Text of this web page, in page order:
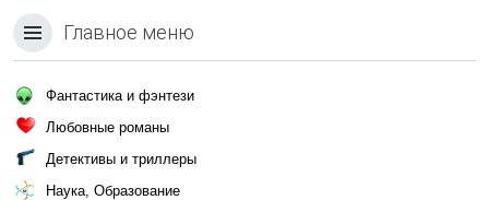
Главное меню
Фантастика и фэнтези
Любовные романы
Детективы и триллеры
Наука, Образование